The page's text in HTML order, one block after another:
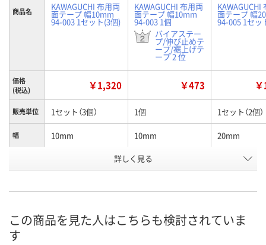
商品名 KAWAGUCHI 布用両
面テープ 幅10mm
94-003 1セット(3個)
KAWAGUCHI 布用両
面テープ 幅10mm
94-003 1個
バイアステー
プ/伸び止めテ
ープ/裾上げテ
ープ 2 位
KAWAGUCHI
面テープ 幅
94-005 1セッ
価格
(税込)
￥1,320 ￥473
販売単位 1セット（3個） 1個 1セット（2個）
幅 10mm 10mm 20mm
HK35874 U584720
8月13日（木）
詳しく見る
この商品を見た人はこちらも検討されていま
す